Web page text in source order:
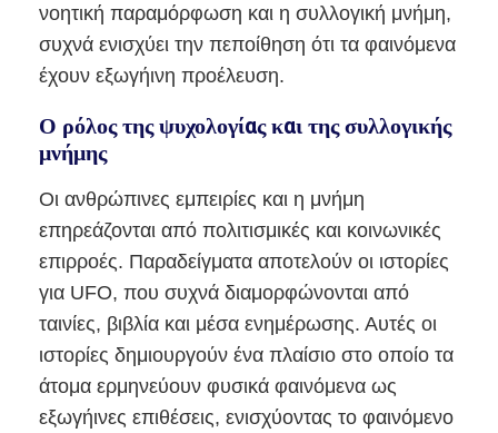
νοητική παραμόρφωση και η συλλογική μνήμη,
συχνά ενισχύει την πεποίθηση ότι τα φαινόμενα
έχουν εξωγήινη προέλευση.
Ο ρόλος της ψυχολογίας και της συλλογικής
μνήμης
Οι ανθρώπινες εμπειρίες και η μνήμη
επηρεάζονται από πολιτισμικές και κοινωνικές
επιρροές. Παραδείγματα αποτελούν οι ιστορίες
για UFO, που συχνά διαμορφώνονται από
ταινίες, βιβλία και μέσα ενημέρωσης. Αυτές οι
ιστορίες δημιουργούν ένα πλαίσιο στο οποίο τα
άτομα ερμηνεύουν φυσικά φαινόμενα ως
εξωγήινες επιθέσεις, ενισχύοντας το φαινόμενο